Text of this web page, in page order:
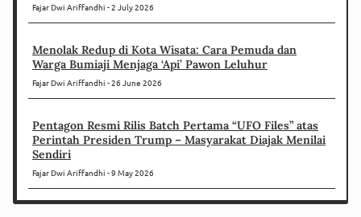
Fajar Dwi Ariffandhi 2 July 2026
Menolak Redup di Kota Wisata: Cara Pemuda dan
Warga Bumiaji Menjaga ‘Api’ Pawon Leluhur
Fajar Dwi Ariffandhi 26 June 2026
Pentagon Resmi Rilis Batch Pertama “UFO Files” atas
Perintah Presiden Trump – Masyarakat Diajak Menilai
Sendiri
Fajar Dwi Ariffandhi 9 May 2026